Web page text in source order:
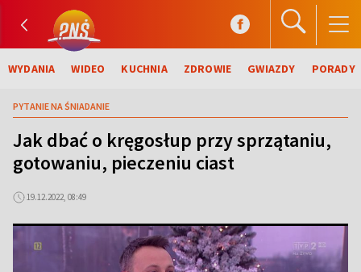
WYDANIA WIDEO KUCHNIA ZDROWIE GWIAZDY PORADY
PYTANIE NA ŚNIADANIE
Jak dbać o kręgosłup przy sprzątaniu,
gotowaniu, pieczeniu ciast
19.12.2022, 08:49